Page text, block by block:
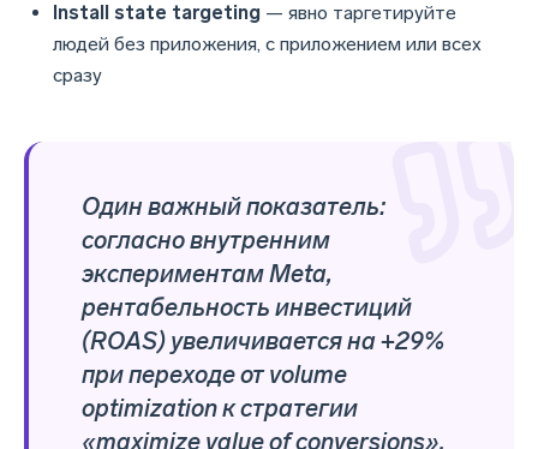
Install state targeting — явно таргетируйте
людей без приложения, с приложением или всех
сразу
Один важный показатель:
согласно внутренним
экспериментам Meta,
рентабельность инвестиций
(ROAS) увеличивается на +29%
при переходе от volume
optimization к стратегии
«maximize value of conversions».